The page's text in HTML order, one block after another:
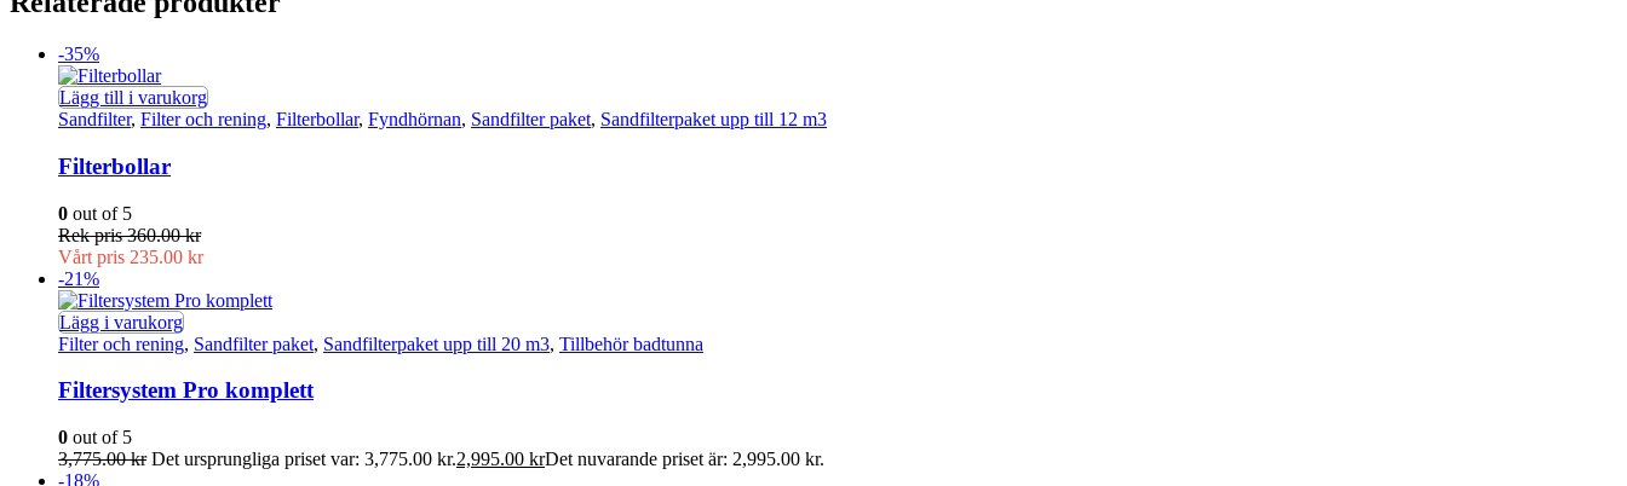
-35%
Lägg till i varukorg
Sandfilter, Filter och rening, Filterbollar, Fyndhörnan, Sandfilter paket, Sandfilterpaket upp till 12 m3
Filterbollar
0 out of 5
Rek pris360.00kr
Vårt pris 235.00 kr
-21%
Lägg i varukorg
Filter och rening, Sandfilter paket, Sandfilterpaket upp till 20 m3, Tillbehör badtunna
Filtersystem Pro komplett
0 out of 5
3,775.00kr Det ursprungliga priset var: 3,775.00 kr.2,995.00 krDet nuvarande priset är: 2,995.00 kr.
-18%